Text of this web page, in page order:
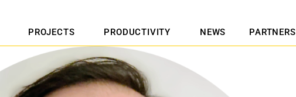
PROJECTS PRODUCTIVITY NEWS PARTNERS